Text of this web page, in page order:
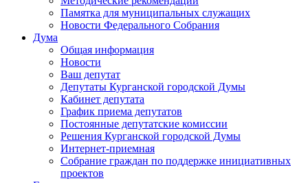
Памятка для муниципальных служащих
Новости Федерального Cобрания
Дума
Общая информация
Новости
Ваш депутат
Депутаты Курганской городской Думы
Кабинет депутата
График приема депутатов
Постоянные депутатские комиссии
Решения Курганской городской Думы
Интернет-приемная
Собрание граждан по поддержке инициативных
проектов